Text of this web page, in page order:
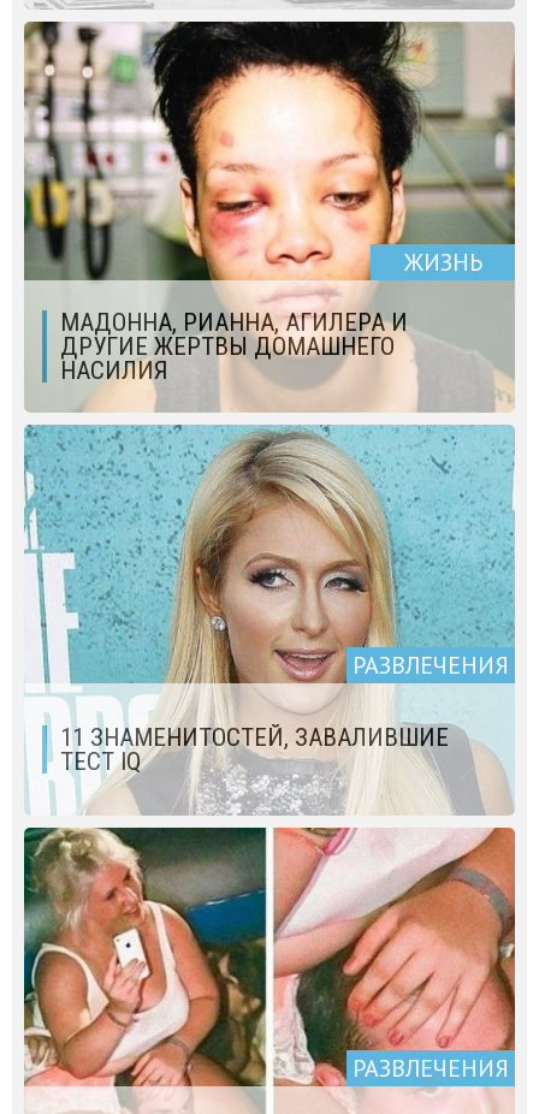
ЖИЗНЬ
МАДОННА, РИАННА, АГИЛЕРА И
ДРУГИЕ ЖЕРТВЫ ДОМАШНЕГО
НАСИЛИЯ
РАЗВЛЕЧЕНИЯ
11 ЗНАМЕНИТОСТЕЙ, ЗАВАЛИВШИЕ
ТЕСТ IQ
РАЗВЛЕЧЕНИЯ